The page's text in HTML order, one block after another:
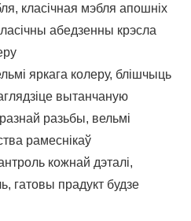
класічная мэбля апошніх
абедзенны крэсла
яркага колеру, блішчыць
вытанчаную
разьбы, вельмі
рамеснікаў
кожнай дэталі,
гатовы прадукт будзе